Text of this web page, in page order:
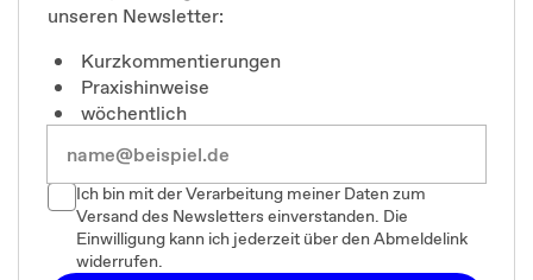
unseren Newsletter:
Kurzkommentierungen
Praxishinweise
wöchentlich
Ich bin mit der Verarbeitung meiner Daten zum
Versand des Newsletters einverstanden. Die
Einwilligung kann ich jederzeit über den Abmeldelink
widerrufen.